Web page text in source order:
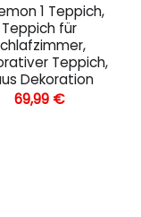
1 Teppich,
Teppich für
Teppich,
Dekoration
69,99 €